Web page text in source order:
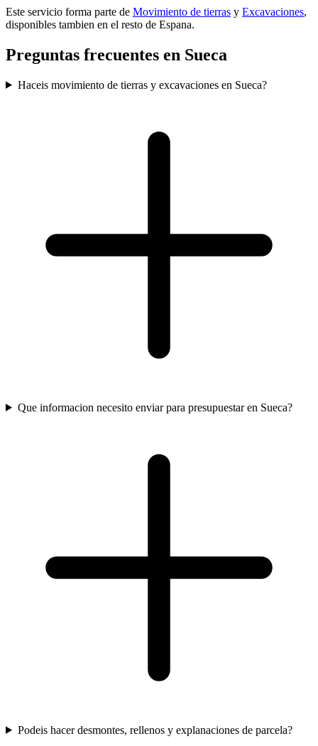
Este servicio forma parte de Movimiento de tierras y Excavaciones,
disponibles tambien en el resto de Espana.
Preguntas frecuentes en Sueca
Haceis movimiento de tierras y excavaciones en Sueca?
Que informacion necesito enviar para presupuestar en Sueca?
Podeis hacer desmontes, rellenos y explanaciones de parcela?